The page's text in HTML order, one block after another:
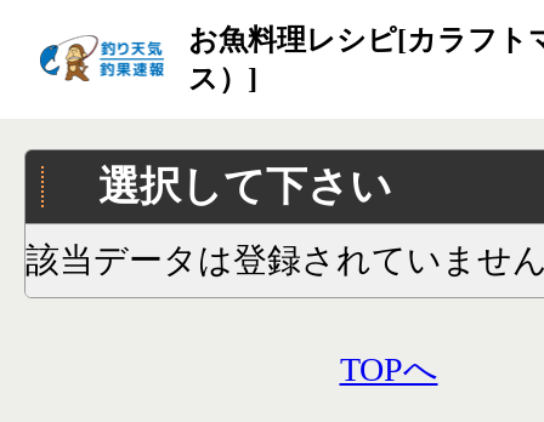
お魚料理レシピ[カラフト
ス）]
選択して下さい
該当データは登録されていませ
TOPへ